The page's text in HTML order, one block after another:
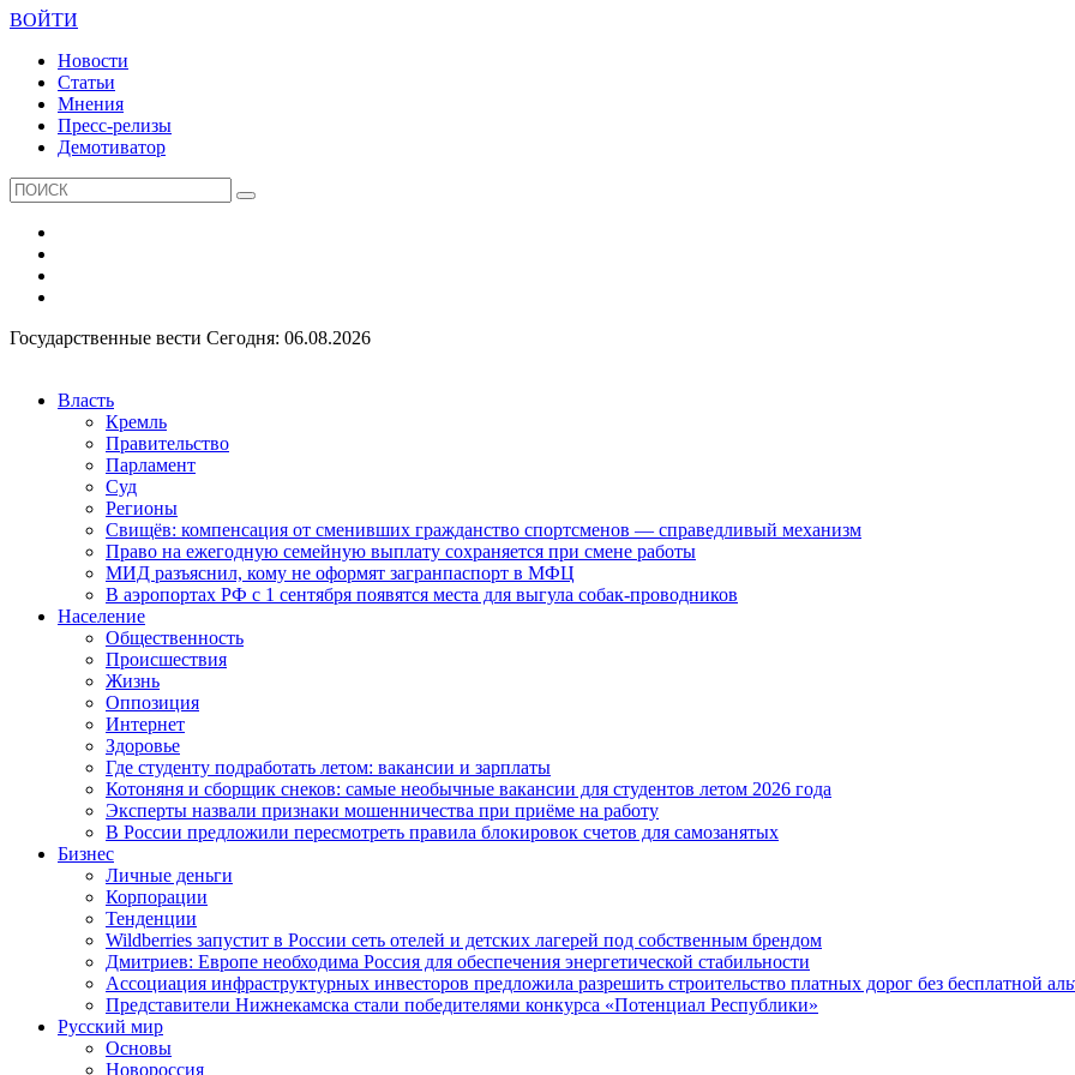
ВОЙТИ
Новости
Статьи
Мнения
Пресс-релизы
Демотиватор
Государственные вести Сегодня: 06.08.2026
Власть
Кремль
Правительство
Парламент
Суд
Регионы
Свищёв: компенсация от сменивших гражданство спортсменов — справедливый механизм
Право на ежегодную семейную выплату сохраняется при смене работы
МИД разъяснил, кому не оформят загранпаспорт в МФЦ
В аэропортах РФ с 1 сентября появятся места для выгула собак-проводников
Население
Общественность
Происшествия
Жизнь
Оппозиция
Интернет
Здоровье
Где студенту подработать летом: вакансии и зарплаты
Котоняня и сборщик снеков: самые необычные вакансии для студентов летом 2026 года
Эксперты назвали признаки мошенничества при приёме на работу
В России предложили пересмотреть правила блокировок счетов для самозанятых
Бизнес
Личные деньги
Корпорации
Тенденции
Wildberries запустит в России сеть отелей и детских лагерей под собственным брендом
Дмитриев: Европе необходима Россия для обеспечения энергетической стабильности
Ассоциация инфраструктурных инвесторов предложила разрешить строительство платных дорог без бесплатной
Представители Нижнекамска стали победителями конкурса «Потенциал Республики»
Русский мир
Основы
Новороссия